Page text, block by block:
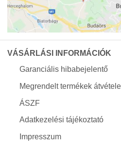
VÁSÁRLÁSI INFORMÁCIÓK
Garanciális hibabejelentő
Megrendelt termékek átvétele
ÁSZF
Adatkezelési tájékoztató
Impresszum